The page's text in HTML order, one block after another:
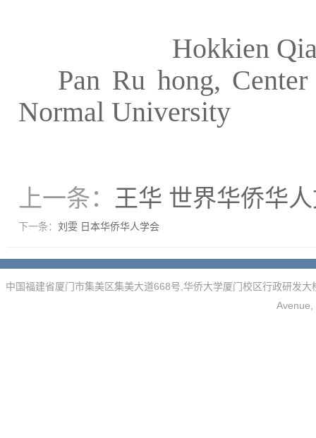
Hokkien
Pan Ru hong,
Normal University
上一条： 王华 世界华侨华
下一条： 刘雯 日本华侨华人学会
中国福建省厦门市集美区集美大道668号,华侨大学厦门校区行政研
Avenue,